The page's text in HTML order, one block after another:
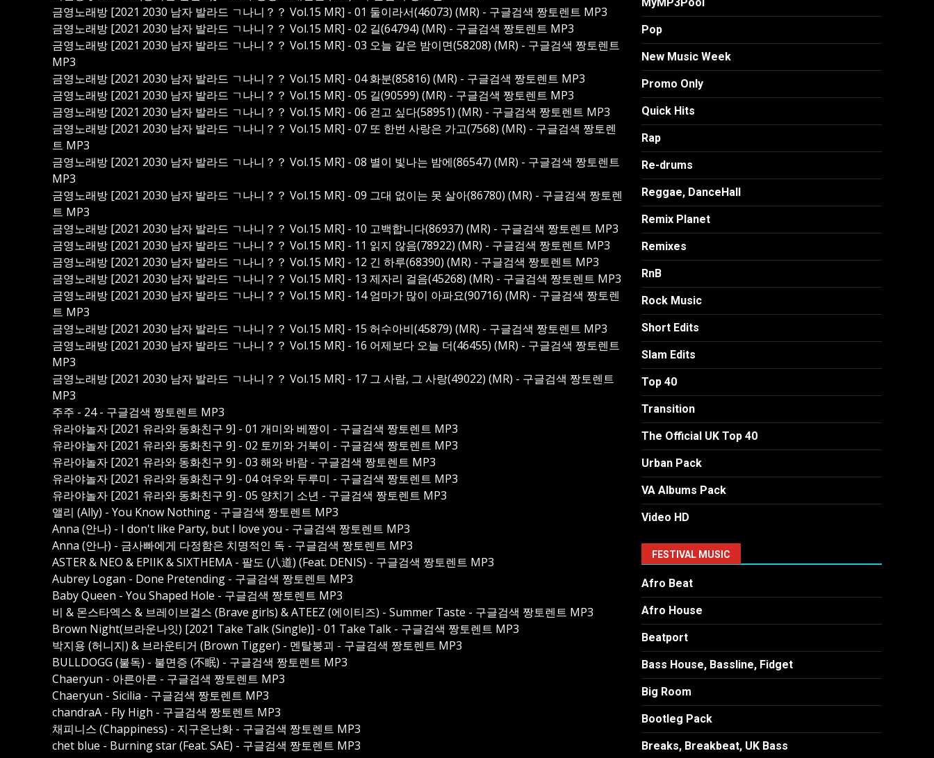
금영노래방 [2021 2030 남자 발라드 ㄱ나니？？ Vol.15 MR] - 01 둘이라서(46073) (MR) - 구글검색 짱토렌트 MP3
금영노래방 [2021 2030 남자 발라드 ㄱ나니？？ Vol.15 MR] - 02 길(64794) (MR) - 구글검색 짱토렌트 MP3
금영노래방 [2021 2030 남자 발라드 ㄱ나니？？ Vol.15 MR] - 03 오늘 같은 밤이면(58208) (MR) - 구글검색 짱토렌트
MP3
금영노래방 [2021 2030 남자 발라드 ㄱ나니？？ Vol.15 MR] - 04 화분(85816) (MR) - 구글검색 짱토렌트 MP3
금영노래방 [2021 2030 남자 발라드 ㄱ나니？？ Vol.15 MR] - 05 길(90599) (MR) - 구글검색 짱토렌트 MP3
금영노래방 [2021 2030 남자 발라드 ㄱ나니？？ Vol.15 MR] - 06 걷고 싶다(58951) (MR) - 구글검색 짱토렌트 MP3
금영노래방 [2021 2030 남자 발라드 ㄱ나니？？ Vol.15 MR] - 07 또 한번 사랑은 가고(7568) (MR) - 구글검색 짱토렌
트 MP3
금영노래방 [2021 2030 남자 발라드 ㄱ나니？？ Vol.15 MR] - 08 별이 빛나는 밤에(86547) (MR) - 구글검색 짱토렌트
MP3
금영노래방 [2021 2030 남자 발라드 ㄱ나니？？ Vol.15 MR] - 09 그대 없이는 못 살아(86780) (MR) - 구글검색 짱토렌
트 MP3
금영노래방 [2021 2030 남자 발라드 ㄱ나니？？ Vol.15 MR] - 10 고백합니다(86937) (MR) - 구글검색 짱토렌트 MP3
금영노래방 [2021 2030 남자 발라드 ㄱ나니？？ Vol.15 MR] - 11 읽지 않음(78922) (MR) - 구글검색 짱토렌트 MP3
금영노래방 [2021 2030 남자 발라드 ㄱ나니？？ Vol.15 MR] - 12 긴 하루(68390) (MR) - 구글검색 짱토렌트 MP3
금영노래방 [2021 2030 남자 발라드 ㄱ나니？？ Vol.15 MR] - 13 제자리 걸음(45268) (MR) - 구글검색 짱토렌트 MP3
금영노래방 [2021 2030 남자 발라드 ㄱ나니？？ Vol.15 MR] - 14 엄마가 많이 아파요(90716) (MR) - 구글검색 짱토렌
트 MP3
금영노래방 [2021 2030 남자 발라드 ㄱ나니？？ Vol.15 MR] - 15 허수아비(45879) (MR) - 구글검색 짱토렌트 MP3
금영노래방 [2021 2030 남자 발라드 ㄱ나니？？ Vol.15 MR] - 16 어제보다 오늘 더(46455) (MR) - 구글검색 짱토렌트
MP3
금영노래방 [2021 2030 남자 발라드 ㄱ나니？？ Vol.15 MR] - 17 그 사람, 그 사랑(49022) (MR) - 구글검색 짱토렌트
MP3
주주 - 24 - 구글검색 짱토렌트 MP3
유라야놀자 [2021 유라와 동화친구 9] - 01 개미와 베짱이 - 구글검색 짱토렌트 MP3
유라야놀자 [2021 유라와 동화친구 9] - 02 토끼와 거북이 - 구글검색 짱토렌트 MP3
유라야놀자 [2021 유라와 동화친구 9] - 03 해와 바람 - 구글검색 짱토렌트 MP3
유라야놀자 [2021 유라와 동화친구 9] - 04 여우와 두루미 - 구글검색 짱토렌트 MP3
유라야놀자 [2021 유라와 동화친구 9] - 05 양치기 소년 - 구글검색 짱토렌트 MP3
앨리 (Ally) - You Know Nothing - 구글검색 짱토렌트 MP3
Anna (안나) - I don't like Party, but I love you - 구글검색 짱토렌트 MP3
Anna (안나) - 금사빠에게 다정함은 치명적인 독 - 구글검색 짱토렌트 MP3
ASTER & NEO & EPIIK & SIXTHEMA - 팔도 (八道) (Feat. DENIS) - 구글검색 짱토렌트 MP3
Aubrey Logan - Done Pretending - 구글검색 짱토렌트 MP3
Baby Queen - You Shaped Hole - 구글검색 짱토렌트 MP3
비 & 몬스타엑스 & 브레이브걸스 (Brave girls) & ATEEZ (에이티즈) - Summer Taste - 구글검색 짱토렌트 MP3
Brown Night(브라운나잇) [2021 Take Talk (Single)] - 01 Take Talk - 구글검색 짱토렌트 MP3
박지용 (허니지) & 브라운티거 (Brown Tigger) - 멘탈붕괴 - 구글검색 짱토렌트 MP3
BULLDOGG (불독) - 불면증 (不眠) - 구글검색 짱토렌트 MP3
Chaeryun - 아른아른 - 구글검색 짱토렌트 MP3
Chaeryun - Sicilia - 구글검색 짱토렌트 MP3
chandraA - Fly High - 구글검색 짱토렌트 MP3
채피니스 (Chappiness) - 지구온난화 - 구글검색 짱토렌트 MP3
chet blue - Burning star (Feat. SAE) - 구글검색 짱토렌트 MP3
Pop
New Music Week
Promo Only
Quick Hits
Rap
Re-drums
Reggae, DanceHall
Remix Planet
Remixes
RnB
Rock Music
Short Edits
Slam Edits
Top 40
Transition
The Official UK Top 40
Urban Pack
VA Albums Pack
Video HD
FESTIVAL MUSIC
Afro Beat
Afro House
Beatport
Bass House, Bassline, Fidget
Big Room
Bootleg Pack
Breaks, Breakbeat, UK Bass